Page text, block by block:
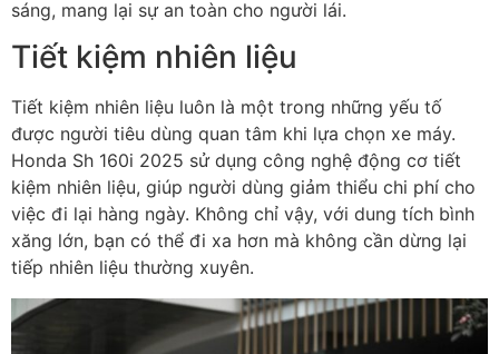
sáng, mang lại sự an toàn cho người lái.
Tiết kiệm nhiên liệu
Tiết kiệm nhiên liệu luôn là một trong những yếu tố
được người tiêu dùng quan tâm khi lựa chọn xe máy.
Honda Sh 160i 2025 sử dụng công nghệ động cơ tiết
kiệm nhiên liệu, giúp người dùng giảm thiểu chi phí cho
việc đi lại hàng ngày. Không chỉ vậy, với dung tích bình
xăng lớn, bạn có thể đi xa hơn mà không cần dừng lại
tiếp nhiên liệu thường xuyên.